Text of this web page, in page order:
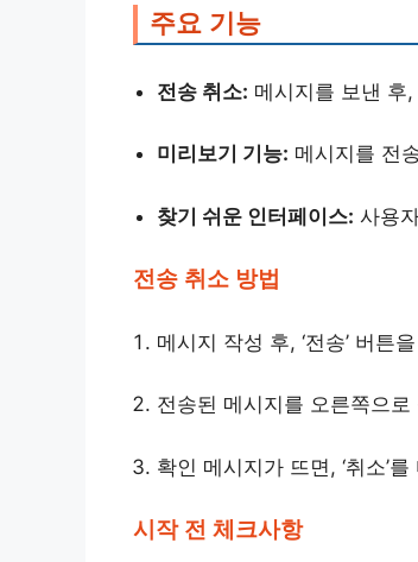
주요 기능
전송 취소: 메시지를 보낸 후
미리보기 기능: 메시지를 전
찾기 쉬운 인터페이스: 사용
전송 취소 방법
메시지 작성 후, ‘전송’ 버튼
전송된 메시지를 오른쪽으로
확인 메시지가 뜨면, ‘취소’
시작 전 체크사항